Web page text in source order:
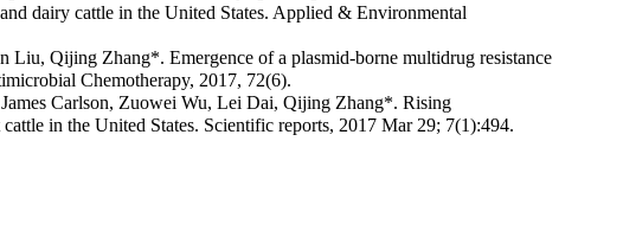
dairy cattle in the United States. Applied & Environmental
Qijing Zhang*. Emergence of a plasmid-borne multidrug resistance
Chemotherapy, 2017, 72(6).
Carlson, Zuowei Wu, Lei Dai, Qijing Zhang*. Rising
in the United States. Scientific reports, 2017 Mar 29; 7(1):494.